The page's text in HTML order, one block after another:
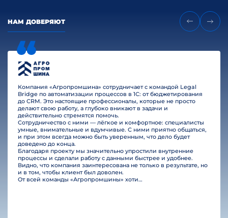
НАМ ДОВЕРЯЮТ
Компания «Агропромшина» сотрудничает с командой Legal
Bridge по автоматизации процессов в 1С: от бюджетирования
до CRM. Это настоящие профессионалы, которые не просто
делают свою работу, а глубоко вникают в задачи и
действительно стремятся помочь.
Сотрудничество с ними — лёгкое и комфортное: специалисты
умные, внимательные и вдумчивые. С ними приятно общаться,
и при этом всегда можно быть уверенным, что дело будет
доведено до конца.
Благодаря проекту мы значительно упростили внутренние
процессы и сделали работу с данными быстрее и удобнее.
Видно, что компания заинтересована не только в результате, но
и в том, чтобы клиент был доволен.
От всей команды «Агропромшины» хотим поблагодарить специалистов Legal Bridge за отличную работу и человеческое отношение.…